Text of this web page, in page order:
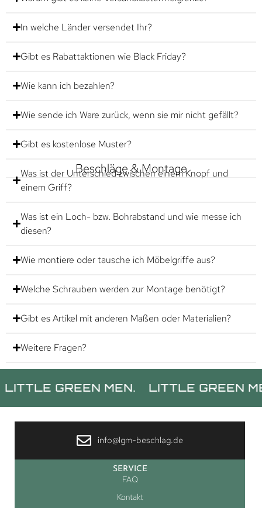
In welche Länder versendet Ihr?
Gibt es Rabattaktionen wie Black Friday?
Wie kann ich bezahlen?
Wie sende ich Ware zurück, wenn sie mir nicht gefällt?
Gibt es kostenlose Muster?
Beschläge & Montage
Was ist der Unterschied zwischen einem Knopf und
einem Griff?
Was ist ein Loch- bzw. Bohrabstand und wie messe ich
diesen?
Wie montiere oder tausche ich Möbelgriffe aus?
Welche Schrauben werden zur Montage benötigt?
Gibt es Artikel mit anderen Maßen oder Materialien?
Weitere Fragen?
GREEN MEN. LITTLE GREEN MEN.
info@lgm-beschlag.de
SERVICE
FAQ
Kontakt